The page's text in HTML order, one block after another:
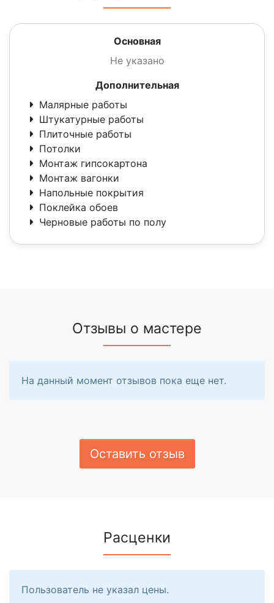
Основная
Не указано
Дополнительная
Малярные работы
Штукатурные работы
Плиточные работы
Потолки
Монтаж гипсокартона
Монтаж вагонки
Напольные покрытия
Поклейка обоев
Черновые работы по полу
Отзывы о мастере
На данный момент отзывов пока еще нет.
Оставить отзыв
Расценки
Пользователь не указал цены.